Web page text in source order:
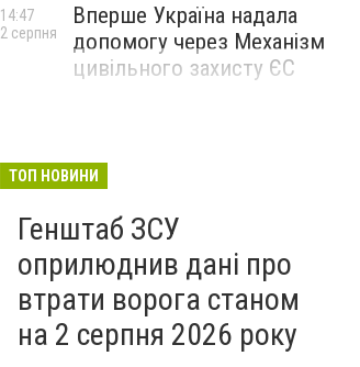
Вперше Україна надала
допомогу через Механізм
цивільного захисту ЄС
14:47
2 серпня
ТОП НОВИНИ
Генштаб ЗСУ
оприлюднив дані про
втрати ворога станом
на 2 серпня 2026 року